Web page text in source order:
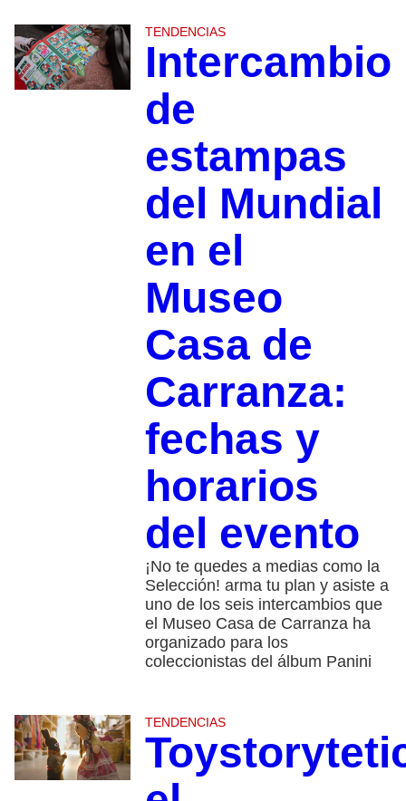
TENDENCIAS
Intercambio
de
estampas
del Mundial
en el
Museo
Casa de
Carranza:
fechas y
horarios
del evento
¡No te quedes a medias como la
Selección! arma tu plan y asiste a
uno de los seis intercambios que
el Museo Casa de Carranza ha
organizado para los
coleccionistas del álbum Panini
TENDENCIAS